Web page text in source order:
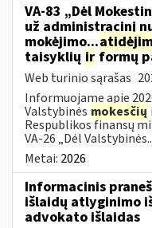
VA-83 „Dėl
už administracinį
mokėjimo...
taisyklių ir formų
Web turinio sąrašas
Informuojame apie
Valstybinės mokesčių
Respublikos finansų
VA-26 „Dėl
Metai: 2026
Informacinis
išlaidų atlyginimo
advokato išlaidas